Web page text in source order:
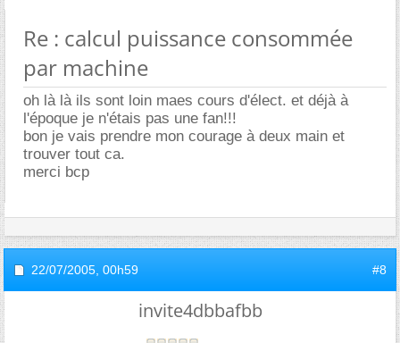
Re : calcul puissance consommée
par machine
oh là là ils sont loin maes cours d'élect. et déjà à
l'époque je n'étais pas une fan!!!
bon je vais prendre mon courage à deux main et
trouver tout ca.
merci bcp
22/07/2005, 00h59 #8
invite4dbbafbb